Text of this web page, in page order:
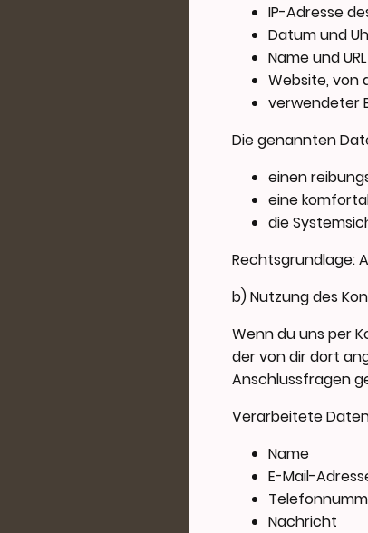
IP-Adresse
Datum und
Name und
Website, von
verwendeter
Die genannten
einen
eine
die
Rechtsgrundlage:
b) Nutzung des
Wenn du uns per
der von dir dort
Anschlussfragen
Verarbeitete
Name
E-Mail-
Nachricht